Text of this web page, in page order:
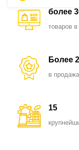
более
товаров в
Более
в
15